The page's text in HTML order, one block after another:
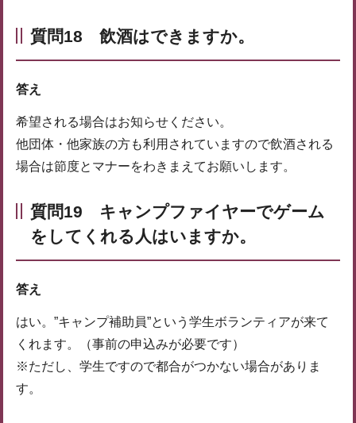
質問18 飲酒はできますか。
答え
希望される場合はお知らせください。
他団体・他家族の方も利用されていますので飲酒される
場合は節度とマナーをわきまえてお願いします。
質問19 キャンプファイヤーでゲーム
をしてくれる人はいますか。
答え
はい。”キャンプ補助員”という学生ボランティアが来て
くれます。（事前の申込みが必要です）
※ただし、学生ですので都合がつかない場合がありま
す。